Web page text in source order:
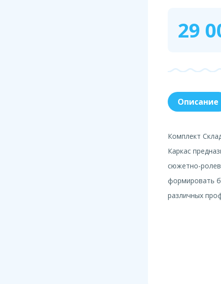
29
Описание
Комплект
Каркас
сюжетно-
формировать
различных